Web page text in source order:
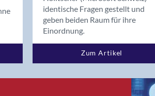
identische Fragen gestellt und
geben beiden Raum für ihre
Einordnung.
Zum Artikel